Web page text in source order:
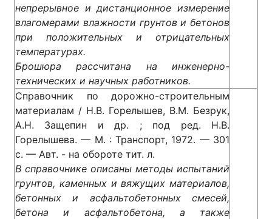
непрерывное и дистанционное измерение
влагомерами влажности грунтов и бетонов
при положительных и отрицательных
температурах.
Брошюра рассчитана на инженерно-
технических и научных работников.
Справочник по дорожно-строительным
материалам / Н.В. Горелышев, В.М. Безрук,
А.Н. Защепин и др. ; под ред. Н.В.
Горелышева. — М. : Транспорт, 1972. — 301
с. — Авт. - на обороте тит. л.
В справочнике описаны методы испытаний
грунтов, каменных и вяжущих материалов,
бетонных и асфальтобетонных смесей,
бетона и асфальтобетона, а также